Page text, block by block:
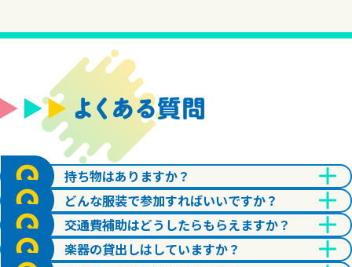
持ち物はありますか？
どんな服装で参加すればいいですか？
交通費補助はどうしたらもらえますか？
楽器の貸出しはしていますか？